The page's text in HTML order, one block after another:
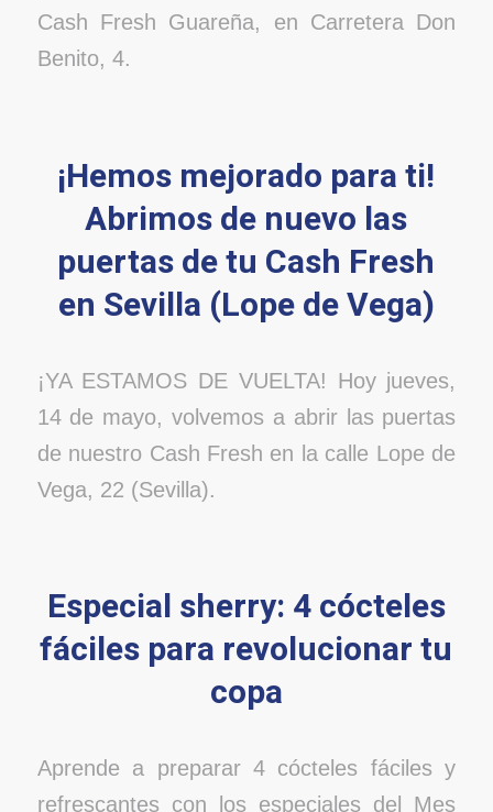
Cash Fresh Guareña, en Carretera Don
Benito, 4.
¡Hemos mejorado para ti!
Abrimos de nuevo las
puertas de tu Cash Fresh
en Sevilla (Lope de Vega)
¡YA ESTAMOS DE VUELTA! Hoy jueves,
14 de mayo, volvemos a abrir las puertas
de nuestro Cash Fresh en la calle Lope de
Vega, 22 (Sevilla).
Especial sherry: 4 cócteles
fáciles para revolucionar tu
copa
Aprende a preparar 4 cócteles fáciles y
refrescantes con los especiales del Mes